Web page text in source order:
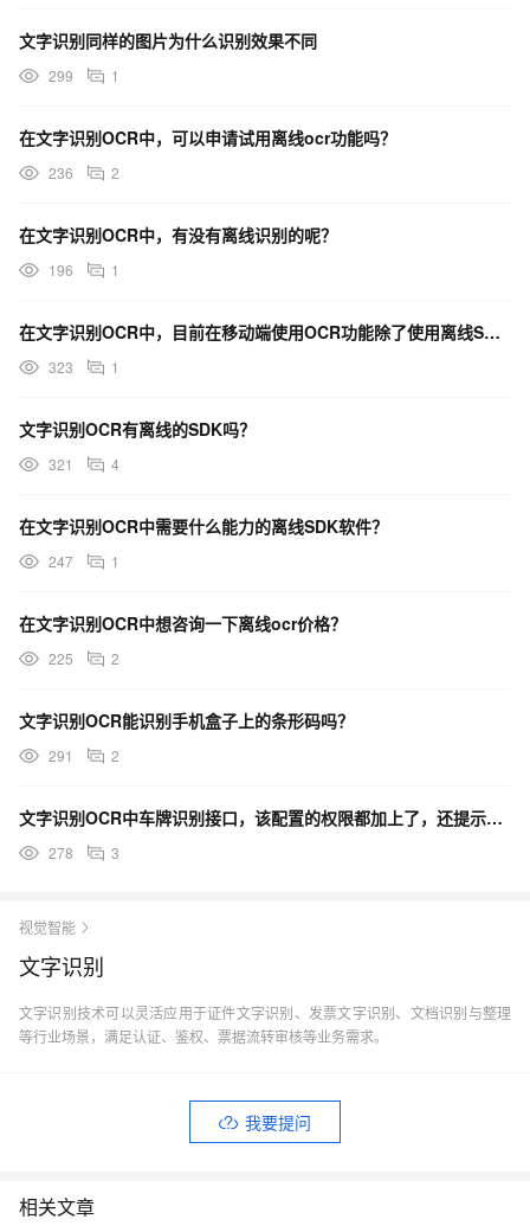
文字识别同样的图片为什么识别效果不同
299 1
在文字识别OCR中，可以申请试用离线ocr功能吗？
236 2
在文字识别OCR中，有没有离线识别的呢？
196 1
在文字识别OCR中，目前在移动端使用OCR功能除了使用离线SDK，没有可以直接调用的API的嘛？
323 1
文字识别OCR有离线的SDK吗？
321 4
在文字识别OCR中需要什么能力的离线SDK软件？
247 1
在文字识别OCR中想咨询一下离线ocr价格？
225 2
文字识别OCR能识别手机盒子上的条形码吗？
291 2
文字识别OCR中车牌识别接口，该配置的权限都加上了，还提示没有激活OCR服务，请问还缺少什么配置？
278 3
视觉智能
文字识别
文字识别技术可以灵活应用于证件文字识别、发票文字识别、文档识别与整理
等行业场景，满足认证、鉴权、票据流转审核等业务需求。
我要提问
相关文章